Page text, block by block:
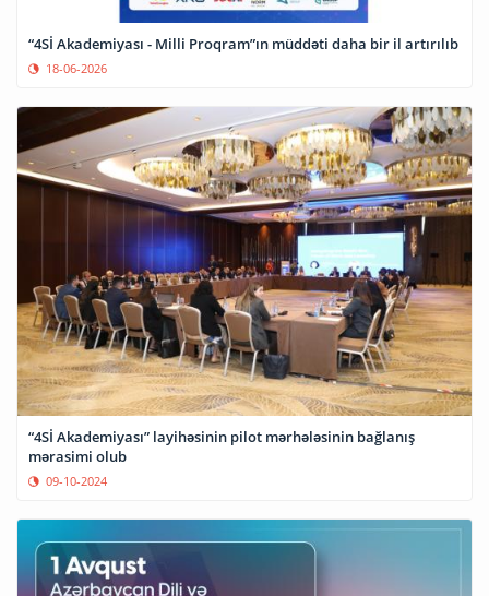
“4Sİ Akademiyası - Milli Proqram”ın müddəti daha bir il artırılıb
18-06-2026
“4Sİ Akademiyası” layihəsinin pilot mərhələsinin bağlanış
mərasimi olub
09-10-2024